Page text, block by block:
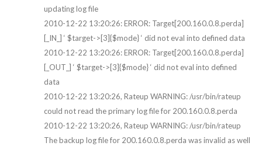
updating log file
2010-12-22 13:20:26: ERROR: Target[200.160.0.8.perda]
[_IN_] ‘ $target->[3]{$mode} ‘ did not eval into defined data
2010-12-22 13:20:26: ERROR: Target[200.160.0.8.perda]
[_OUT_] ‘ $target->[3]{$mode} ‘ did not eval into defined
data
2010-12-22 13:20:26, Rateup WARNING: /usr/bin/rateup
could not read the primary log file for 200.160.0.8.perda
2010-12-22 13:20:26, Rateup WARNING: /usr/bin/rateup
The backup log file for 200.160.0.8.perda was invalid as well